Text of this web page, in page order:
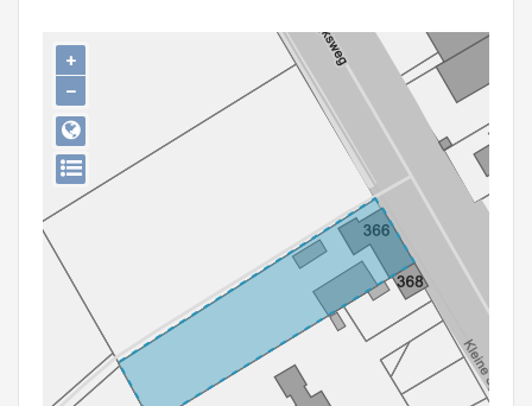
Gebeurtenis
Persoon of collectief
Downloads
Hergebruik
Aanmelden
+
−